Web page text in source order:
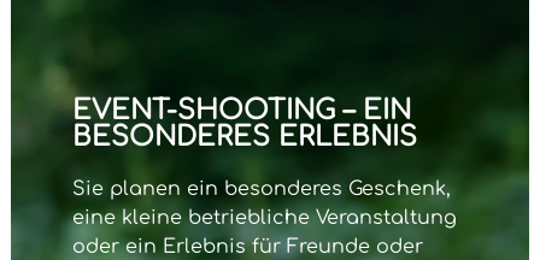
EVENT-SHOOTING – EIN
BESONDERES ERLEBNIS
Sie planen ein besonderes Geschenk,
eine kleine betriebliche Veranstaltung
oder ein Erlebnis für Freunde oder